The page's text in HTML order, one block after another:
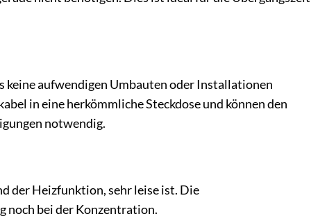
keine aufwendigen Umbauten oder Installationen
in eine herkömmliche Steckdose und können den
notwendig.
der Heizfunktion, sehr leise ist. Die
noch bei der Konzentration.